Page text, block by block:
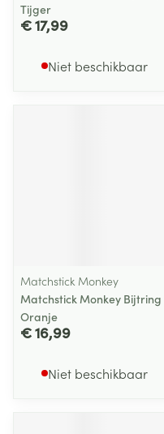
Tijger
€ 17,99
Niet beschikbaar
Matchstick Monkey
Matchstick Monkey Bijtring
Oranje
€ 16,99
Niet beschikbaar